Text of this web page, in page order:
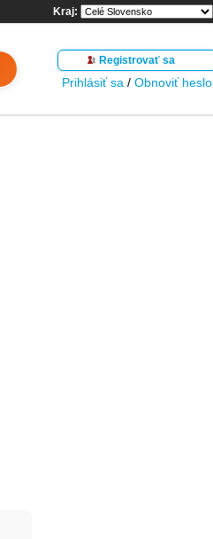
Kraj:
Registrovať sa
Prihlásiť sa / Obnoviť heslo